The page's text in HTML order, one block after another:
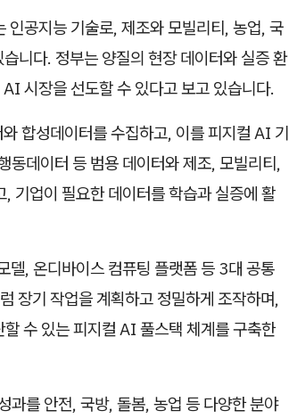
공지능 기술로, 제조와 모빌리티, 농업, 국
니다. 정부는 양질의 현장 데이터와 실증 환
시장을 선도할 수 있다고 보고 있습니다.
합성데이터를 수집하고, 이를 피지컬 AI 기
동데이터 등 범용 데이터와 제조, 모빌리티,
기업이 필요한 데이터를 학습과 실증에 활
델, 온디바이스 컴퓨팅 플랫폼 등 3대 공통
장기 작업을 계획하고 정밀하게 조작하며,
수 있는 피지컬 AI 풀스택 체계를 구축한
과를 안전, 국방, 돌봄, 농업 등 다양한 분야